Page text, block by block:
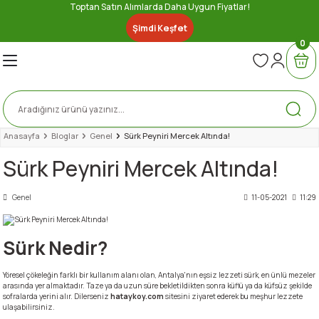
Toptan Satın Alımlarda Daha Uygun Fiyatlar!
Şimdi Keşfet
Geri Dön
Geri Dön
Sosu
Geri Dön
Geri Dön
Geri Dön
Geri Dön
Geri Dön
Geri Dön
0
Anasayfa Bloglar Genel Sürk Peyniri Mercek Altında!
Sürk Peyniri Mercek Altında!
Genel 11-05-2021 11:29
Sürk Nedir?
Yöresel çökeleğin farklı bir kullanım alanı olan, Antalya'nın eşsiz lezzeti sürk, en ünlü mezeler
arasında yer almaktadır. Taze ya da uzun süre bekletildikten sonra küflü ya da küfsüz şekilde
sofralarda yerini alır. Dilerseniz hataykoy.com sitesini ziyaret ederek bu meşhur lezzete
ulaşabilirsiniz.